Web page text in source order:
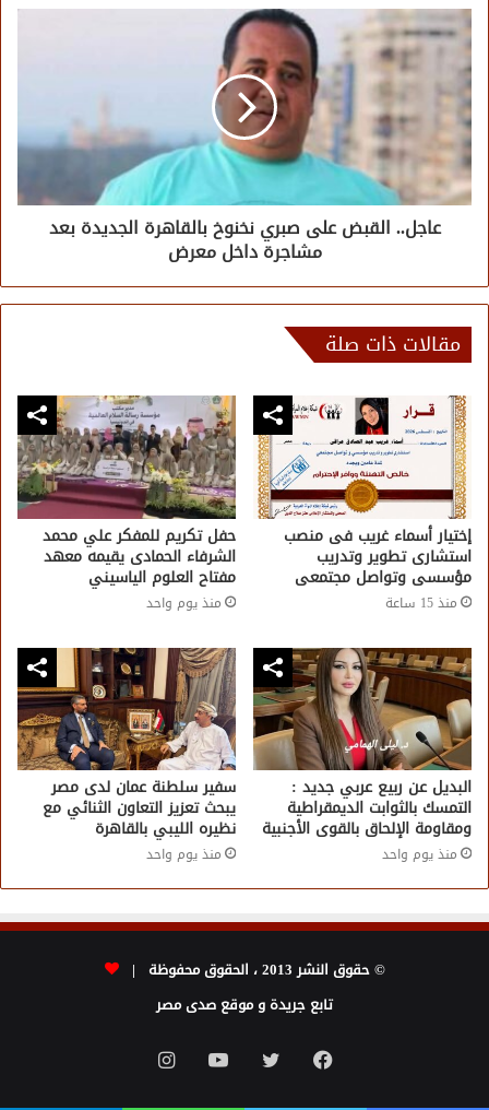
عاجل.. القبض على صبري نخنوخ بالقاهرة الجديدة بعد
مشاجرة داخل معرض
مقالات ذات صلة
إختيار أسماء غريب فى منصب
استشارى تطوير وتدريب
مؤسسى وتواصل مجتمعى
منذ 15 ساعة
حفل تكريم للمفكر علي محمد
الشرفاء الحمادى يقيمه معهد
مفتاح العلوم الياسيني
منذ يوم واحد
البديل عن ربيع عربي جديد :
التمسك بالثوابت الديمقراطية
ومقاومة الإلحاق بالقوى الأجنبية
منذ يوم واحد
سفير سلطنة عمان لدى مصر
يبحث تعزيز التعاون الثنائي مع
نظيره الليبي بالقاهرة
منذ يوم واحد
© حقوق النشر 2013 ، الحقوق محفوظة |
تابع جريدة و موقع صدى مصر
فيسبوك تويتر يوتيوبانستقرام